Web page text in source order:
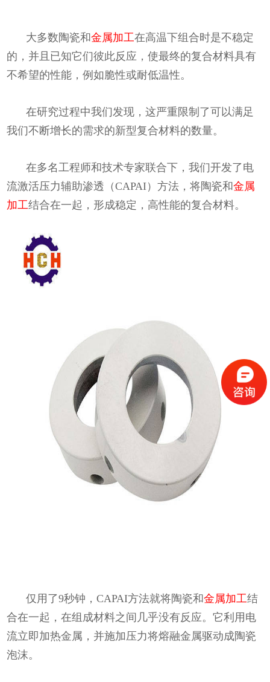
大多数陶瓷和金属加工在高温下组合时是不稳定
的，并且已知它们彼此反应，使最终的复合材料具有
不希望的性能，例如脆性或耐低温性。
在研究过程中我们发现，这严重限制了可以满足
我们不断增长的需求的新型复合材料的数量。
在多名工程师和技术专家联合下，我们开发了电
流激活压力辅助渗透（CAPAI）方法，将陶瓷和金属
加工结合在一起，形成稳定，高性能的复合材料。
仅用了9秒钟，CAPAI方法就将陶瓷和金属加工结
合在一起，在组成材料之间几乎没有反应。它利用电
流立即加热金属，并施加压力将熔融金属驱动成陶瓷
泡沫。